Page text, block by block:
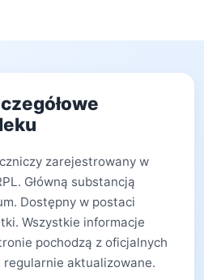
zarejestrowany w
Główną substancją
Dostępny w postaci
Wszystkie informacje
pochodzą z oficjalnych
regularnie aktualizowane.